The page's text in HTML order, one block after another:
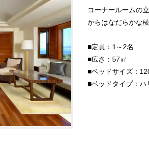
コーナールームの
からはなだらかな
■定員：1～2名
■広さ：57㎡
■ベッドサイズ：
■ベッドタイプ：ハ